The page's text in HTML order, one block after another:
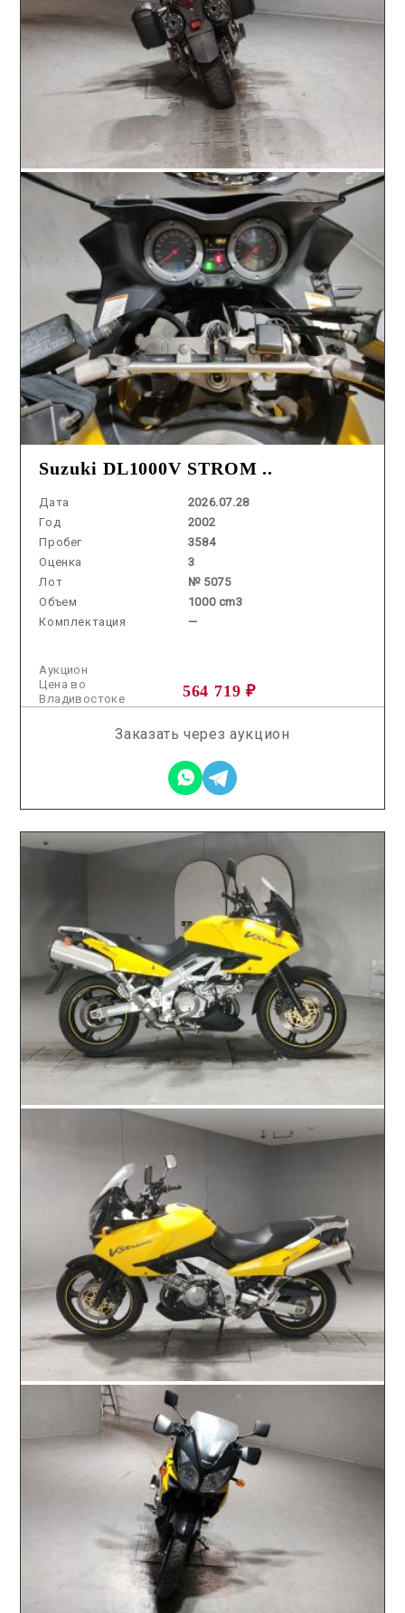
Suzuki DL1000V STROM ..
Дата
2026.07.28
Год
2002
Пробег
3584
Оценка
3
Лот
№ 5075
Объем
1000 cm3
Комплектация
—
Аукцион
564 719 ₽
Цена во
Владивостоке
Заказать через аукцион